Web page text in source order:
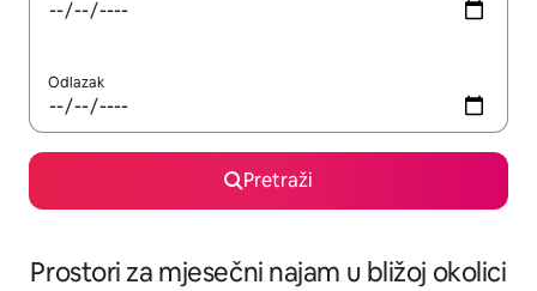
Odlazak
Pretraži
Prostori za mjesečni najam u bližoj okolici